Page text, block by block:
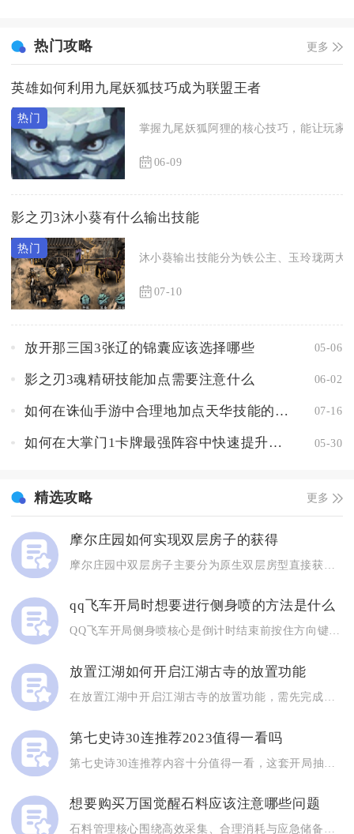
热门攻略 更多
英雄如何利用九尾妖狐技巧成为联盟王者
掌握九尾妖狐阿狸的核心技巧，能让玩家
06-09
影之刃3沐小葵有什么输出技能
沐小葵输出技能分为铁公主、玉玲珑两大
07-10
放开那三国3张辽的锦囊应该选择哪些 05-06
影之刃3魂精研技能加点需要注意什么 06-02
如何在诛仙手游中合理地加点天华技能的攻防 07-16
如何在大掌门1卡牌最强阵容中快速提升实力 05-30
精选攻略 更多
摩尔庄园如何实现双层房子的获得
qq飞车开局时想要进行侧身喷的方法是什么
QQ飞车开局侧身喷核心是倒计时结束前按住方向键与漂移键，起步...
放置江湖如何开启江湖古寺的放置功能
第七史诗30连推荐2023值得一看吗
想要购买万国觉醒石料应该注意哪些问题
石料管理核心围绕高效采集、合理消耗与应急储备展开，通过科学分...